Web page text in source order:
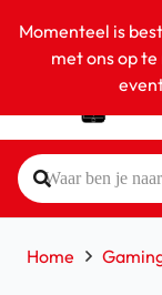
Momenteel is
met ons op
Home